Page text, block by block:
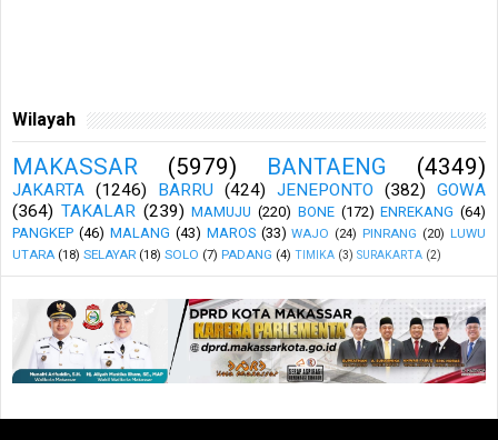
Wilayah
MAKASSAR (5979) BANTAENG (4349)
JAKARTA (1246) BARRU (424) JENEPONTO (382)
GOWA
(364) TAKALAR (239) MAMUJU (220) BONE (172) ENREKANG (64)
PANGKEP (46) MALANG (43) MAROS (33) WAJO (24) PINRANG (20) LUWU
UTARA (18) SELAYAR (18) SOLO (7) PADANG (4) TIMIKA (3) SURAKARTA (2)